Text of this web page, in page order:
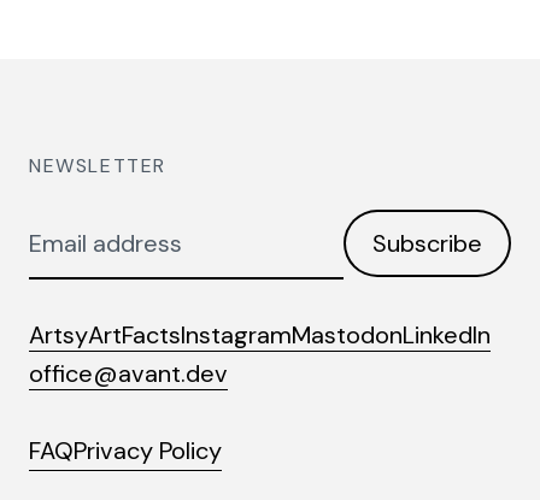
NEWSLETTER
Email
Subscribe
ArtsyArtFactsInstagramMastodonLinkedIn
office@avant.dev
FAQPrivacy Policy